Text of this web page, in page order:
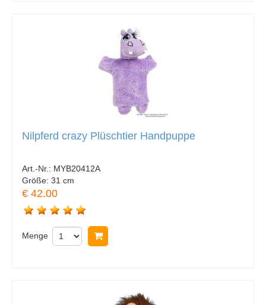
Nilpferd crazy Plüschtier Handpuppe
Art.-Nr.: MYB20412A
Größe: 31 cm
€ 42.00
Menge